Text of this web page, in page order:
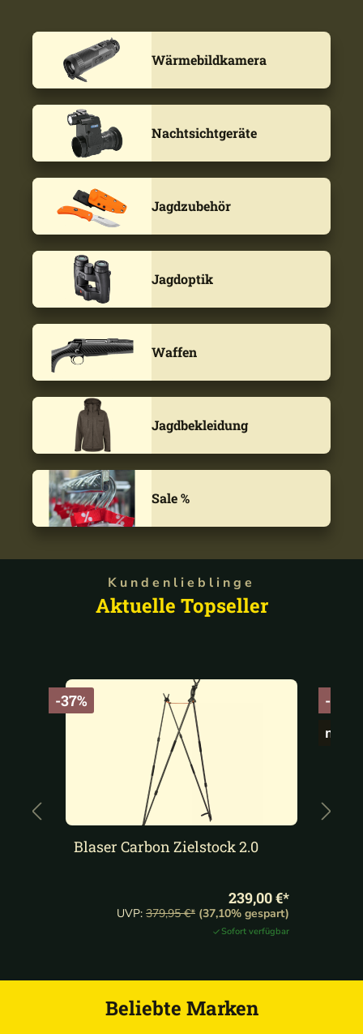
Wärmebildkamera
Nachtsichtgeräte
Jagdzubehör
Jagdoptik
Waffen
Jagdbekleidung
Sale %
Kundenlieblinge
Aktuelle Topseller
-37%
Blaser Carbon Zielstock 2.0
239,00 €*
UVP: 379,95 €* (37,10% gespart)
Sofort verfügbar
-26%
mit
Beliebte Marken